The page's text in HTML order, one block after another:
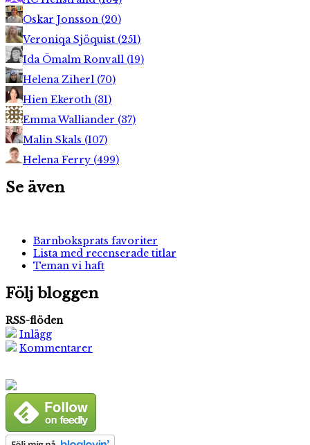
Oskar Jonsson (20)
Veroniqa Sjöquist (251)
Ida Ömalm Ronvall (19)
Helena Ziherl (70)
Hien Ekeroth (31)
Emma Walliander (37)
Malin Skals (107)
Helena Ferry (499)
Se även
Barnboksprats favoriter
Lista med recenserade titlar
Teman vi haft
Följ bloggen
RSS-flöden
Inlägg
Kommentarer